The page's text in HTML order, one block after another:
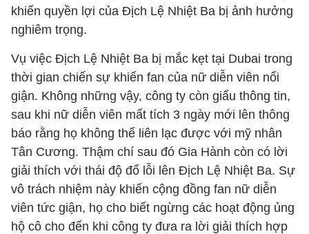
khiến quyền lợi của Địch Lệ Nhiệt Ba bị ảnh hưởng
nghiêm trọng.
Vụ việc Địch Lệ Nhiệt Ba bị mắc kẹt tại Dubai trong
thời gian chiến sự khiến fan của nữ diễn viên nổi
giận. Không những vậy, công ty còn giấu thông tin,
sau khi nữ diễn viên mất tích 3 ngày mới lên thông
báo rằng họ không thể liên lạc được với mỹ nhân
Tân Cương. Thậm chí sau đó Gia Hành còn có lời
giải thích với thái độ đổ lỗi lên Địch Lệ Nhiệt Ba. Sự
vô trách nhiệm này khiến cộng đồng fan nữ diễn
viên tức giận, họ cho biết ngừng các hoạt động ủng
hộ cô cho đến khi công ty đưa ra lời giải thích hợp